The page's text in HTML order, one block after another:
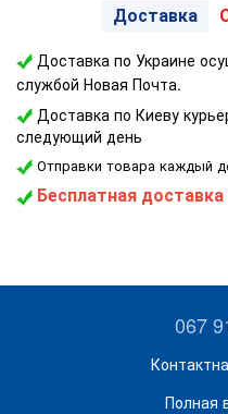
Доставка
Доставка по Украине
службой Новая Почта.
Доставка по Киеву
следующий день
Отправки товара каждый
Бесплатная доставка
067
Полная